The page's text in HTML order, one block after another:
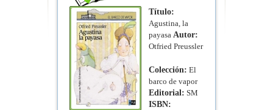
Título:
Agustina, la
payasa Autor:
Otfried Preussler
Colección: El
barco de vapor
Editorial: SM
ISBN: